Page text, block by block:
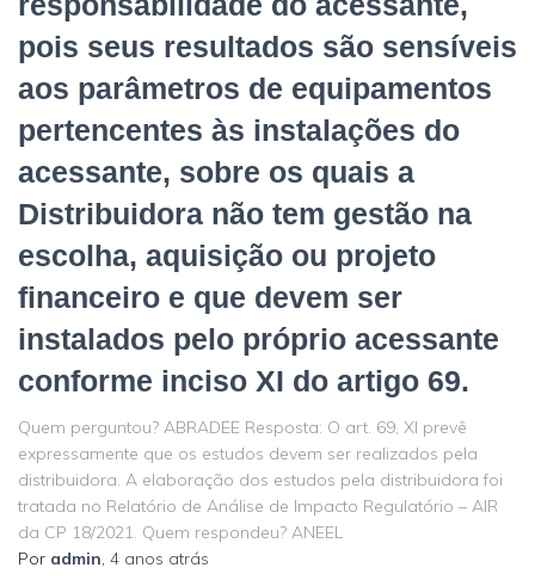
pois seus resultados são sensíveis
aos parâmetros de equipamentos
pertencentes às instalações do
acessante, sobre os quais a
Distribuidora não tem gestão na
escolha, aquisição ou projeto
financeiro e que devem ser
instalados pelo próprio acessante
conforme inciso XI do artigo 69.
Quem perguntou? ABRADEE Resposta: O art. 69, XI prevê
expressamente que os estudos devem ser realizados pela
distribuidora. A elaboração dos estudos pela distribuidora foi
tratada no Relatório de Análise de Impacto Regulatório – AIR
da CP 18/2021. Quem respondeu? ANEEL
Por admin, 4 anos atrás